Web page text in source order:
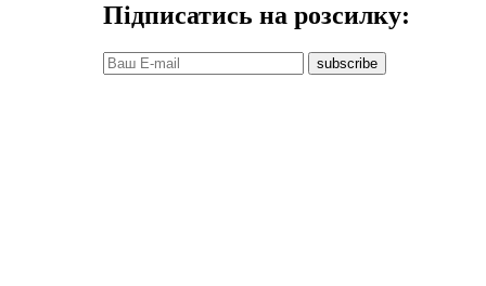
Підписатись на розсилку:
subscribe